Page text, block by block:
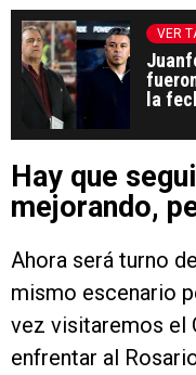
VER
la
Hay que
mejorando,
Ahora será turno
mismo escenario
vez visitaremos el
enfrentar al